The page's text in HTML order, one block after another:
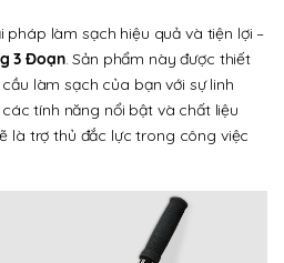
pháp làm sạch hiệu quả và tiện lợi –
3 Đoạn. Sản phẩm này được thiết
làm sạch của bạn với sự linh
tính năng nổi bật và chất liệu
là trợ thủ đắc lực trong công việc